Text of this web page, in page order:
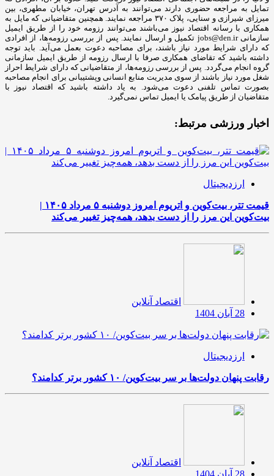
تمایل به مراجعه حضوری دارند می‌توانند به آدرس تهران، خیابان مطهری، بین
میرزای شیرازی و سنایی، پلاک ۳۷۰ مراجعه نمایند. همچنین متقاضیانی که مایل به
همکاری با رسانه‌ اقتصاد نیوز می‌باشند می‌توانند رزومه خود را از طریق ایمیل
سازمانی jobs@den.ir تکمیل و ارسال نمایند. پس از بررسی رزومه‌ها، از افرادی
که دارای شرایط مورد نیاز باشند، برای مصاحبه دعوت بعمل می‌آید. باید توجه
داشته باشید که تقاضای همکاری صرفا با ارسال رزومه از طریق ایمیل سازمانی
گروه انجام می‌گردد. پس از بررسی رزومه‌ها، از متقاضیانی که دارای شرایط احراز
شغل مورد نیاز باشند از سوی مدیریت منابع انسانی وپشتیبانی برای انجام مصاحبه
بصورت تماس تلفنی دعوت می‌شود. به یاد داشته باشید که اقتصاد نیوز با
متقاضیان از طریق پیامک یا ایمیل تماس نمی‌گیرد.
اخبار ورزشی مرتبط:
ارزدیجیتال
قیمت تتر، بیت‌کوین و اتریوم امروز دوشنبه ۵ مرداد ۱۴۰۵ |
بیت‌کوین این مرز را از دست بدهد، همه‌چیز تغییر می‌کند
اقتصاد آنلاین
28 آبان 1404
ارزدیجیتال
رقابت پنهان دولت‌ها بر سر بیت‌کوین/ ۱۰ کشور برتر کدامند؟
اقتصاد آنلاین
28 آبان 1404